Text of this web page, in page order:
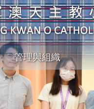
管理與組織